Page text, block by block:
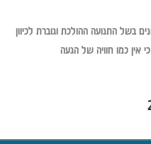
בשל התנועה ההולכת וגוברת לכיוון
אין כמו חוויה של הגעה